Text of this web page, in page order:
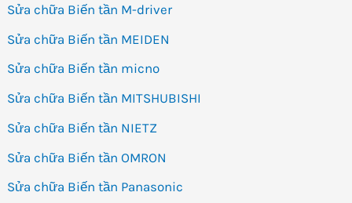
Sửa chữa Biến tần M-driver
Sửa chữa Biến tần MEIDEN
Sửa chữa Biến tần micno
Sửa chữa Biến tần MITSHUBISHI
Sửa chữa Biến tần NIETZ
Sửa chữa Biến tần OMRON
Sửa chữa Biến tần Panasonic